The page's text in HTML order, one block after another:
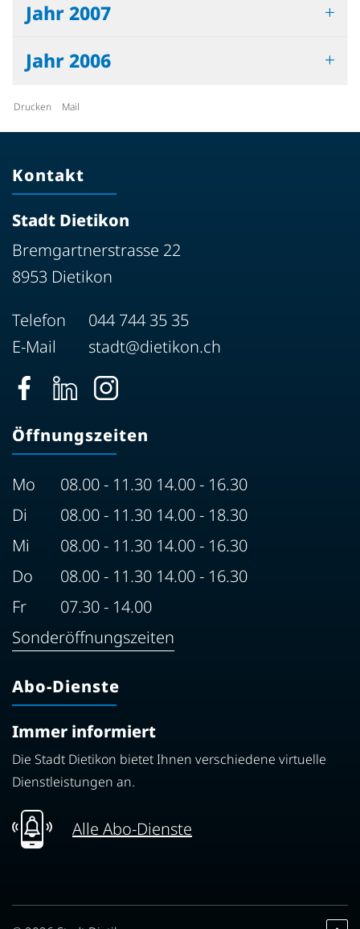
Jahr 2007
Jahr 2006
Drucken Mail
Kontakt
Stadt Dietikon
Bremgartnerstrasse 22
8953 Dietikon
Telefon
044 744 35 35
E-Mail
stadt@dietikon.ch
Öffnungszeiten
Mo
08.00 - 11.30 14.00 - 16.30
Di
08.00 - 11.30 14.00 - 18.30
Mi
08.00 - 11.30 14.00 - 16.30
Do
08.00 - 11.30 14.00 - 16.30
Fr
07.30 - 14.00
Sonderöffnungszeiten
Abo-Dienste
Immer informiert
Die Stadt Dietikon bietet Ihnen verschiedene virtuelle
Dienstleistungen an.
Alle Abo-Dienste